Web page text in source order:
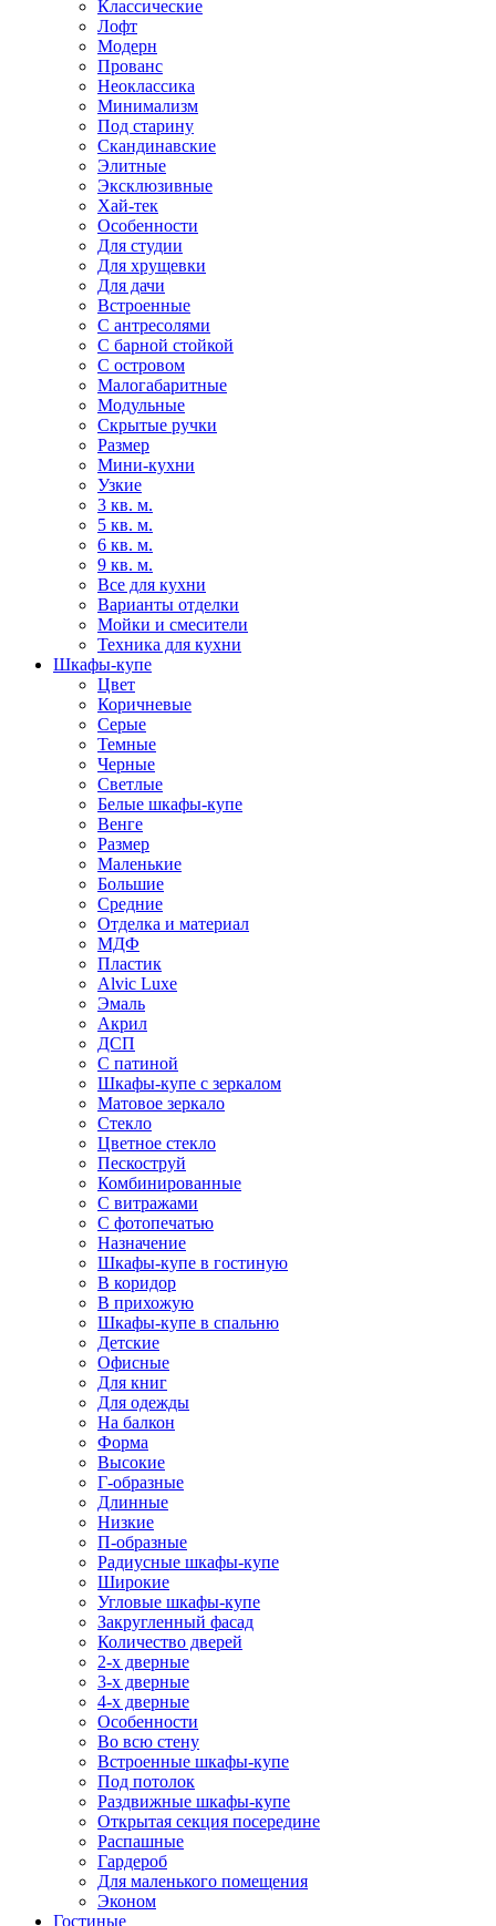
Классические
Лофт
Модерн
Прованс
Неоклассика
Минимализм
Под старину
Скандинавские
Элитные
Эксклюзивные
Хай-тек
Особенности
Для студии
Для хрущевки
Для дачи
Встроенные
С антресолями
С барной стойкой
С островом
Малогабаритные
Модульные
Скрытые ручки
Размер
Мини-кухни
Узкие
3 кв. м.
5 кв. м.
6 кв. м.
9 кв. м.
Все для кухни
Варианты отделки
Мойки и смесители
Техника для кухни
Шкафы-купе
Цвет
Коричневые
Серые
Темные
Черные
Светлые
Белые шкафы-купе
Венге
Размер
Маленькие
Большие
Средние
Отделка и материал
МДФ
Пластик
Alvic Luxe
Эмаль
Акрил
ДСП
С патиной
Шкафы-купе с зеркалом
Матовое зеркало
Стекло
Цветное стекло
Пескоструй
Комбинированные
С витражами
С фотопечатью
Назначение
Шкафы-купе в гостиную
В коридор
В прихожую
Шкафы-купе в спальню
Детские
Офисные
Для книг
Для одежды
На балкон
Форма
Высокие
Г-образные
Длинные
Низкие
П-образные
Радиусные шкафы-купе
Широкие
Угловые шкафы-купе
Закругленный фасад
Количество дверей
2-х дверные
3-х дверные
4-х дверные
Особенности
Во всю стену
Встроенные шкафы-купе
Под потолок
Раздвижные шкафы-купе
Открытая секция посередине
Распашные
Гардероб
Для маленького помещения
Эконом
Гостиные